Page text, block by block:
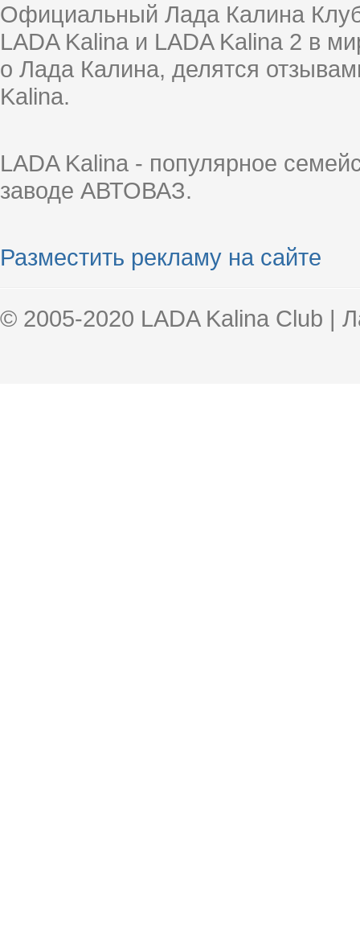
Официальный Лада Калина
LADA Kalina и LADA Kalina 2 в
о Лада Калина, делятся
Kalina.
LADA Kalina - популярное
заводе АВТОВАЗ.
Разместить рекламу на сайте
© 2005-2020 LADA Kalina Club |